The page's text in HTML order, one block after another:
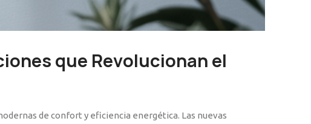
que Revolucionan el
de confort y eficiencia energética. Las nuevas